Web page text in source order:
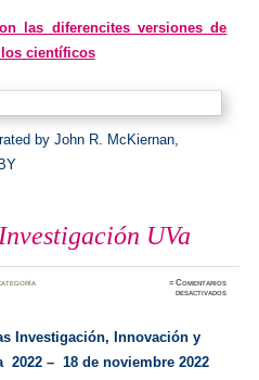
las diferencites versiones de
científicos
by John R. McKiernan,
UVa
≈Comentarios
desactivadosen
Investigación, Innovación y
2022 – 18 de noviembre 2022